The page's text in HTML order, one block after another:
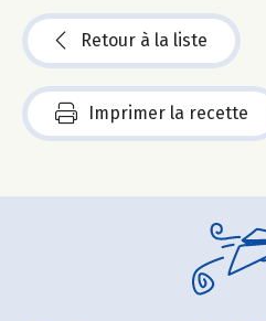
Retour à la liste
Imprimer la recette